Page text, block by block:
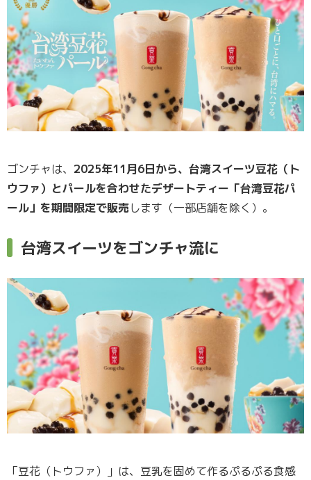
ゴンチャは、 2025年11月6日から、台湾スイーツ豆花（ト
ウファ）とパールを合わせたデザートティー「台湾豆花パ
ール」を期間限定で販売します（一部店舗を除く）。
台湾スイーツをゴンチャ流に
「豆花（トウファ）」は、豆乳を固めて作るぷるぷる食感